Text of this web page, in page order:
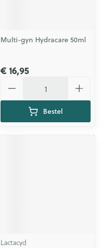
Multi-gyn Hydracare 50ml
€ 16,95
Bestel
Lactacyd